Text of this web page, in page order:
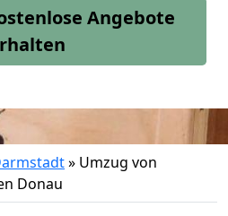
Angebote
» Umzug von
Donau